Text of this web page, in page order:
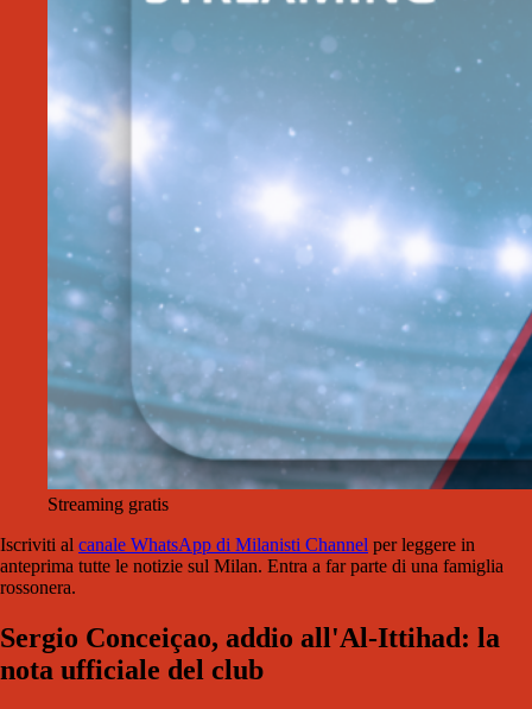
Streaming gratis
Iscriviti al canale WhatsApp di Milanisti Channel per leggere in
anteprima tutte le notizie sul Milan. Entra a far parte di una famiglia
rossonera.
Sergio Conceiçao, addio all'Al-Ittihad: la
nota ufficiale del club